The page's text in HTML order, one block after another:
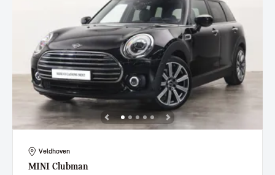
Veldhoven
MINI Clubman